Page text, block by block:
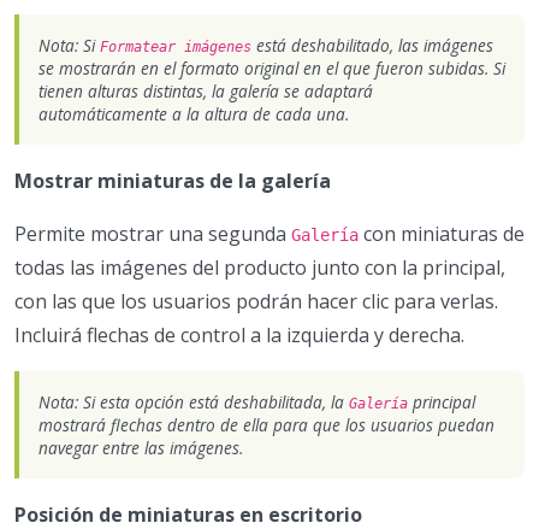
Nota: Si Formatear imágenes está deshabilitado, las imágenes
se mostrarán en el formato original en el que fueron subidas. Si
tienen alturas distintas, la galería se adaptará
automáticamente a la altura de cada una.
Mostrar miniaturas de la galería
Permite mostrar una segunda Galería con miniaturas de
todas las imágenes del producto junto con la principal,
con las que los usuarios podrán hacer clic para verlas.
Incluirá flechas de control a la izquierda y derecha.
Nota: Si esta opción está deshabilitada, la Galería principal
mostrará flechas dentro de ella para que los usuarios puedan
navegar entre las imágenes.
Posición de miniaturas en escritorio